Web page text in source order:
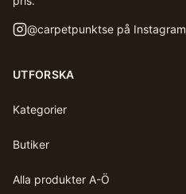
@carpetpunktse på Instagram
UTFORSKA
Kategorier
Butiker
Alla produkter A-Ö